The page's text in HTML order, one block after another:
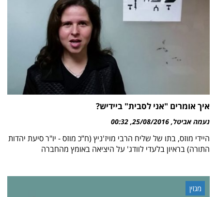
איך אומרים "אני לסבית" ביידיש?
נעמה אביטל 25/08/2016
00:32
היידי מוזס, בתו של שליח הרבי מויז'ניץ (ח”כ מוזס - יו"ר סיעת יהדות
התורה) בראיון בלעדי לוודג' על היציאה באומץ מהחברה
מגזין